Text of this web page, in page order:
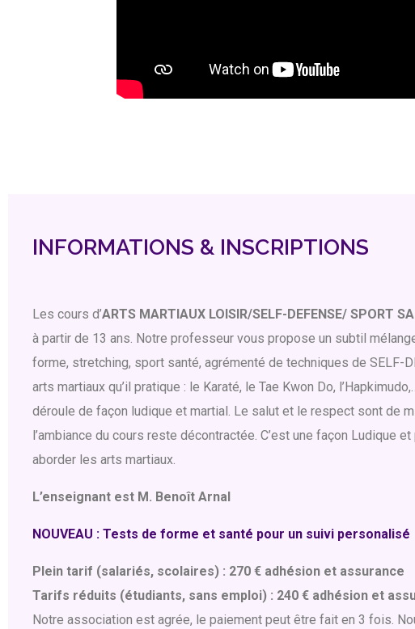
INFORMATIONS & INSCRIPTIONS
Les cours d’ARTS MARTIAUX LOISIR/SELF-DEFENSE/ SPORT
à partir de 13 ans. Notre professeur vous propose un subtil
forme, stretching, sport santé, agrémenté de techniques de SELF-
arts martiaux qu’il pratique : le Karaté, le Tae Kwon Do,
déroule de façon ludique et martial. Le salut et le respect sont de
l’ambiance du cours reste décontractée. C’est une façon Ludique
aborder les arts martiaux.
L’enseignant est M. Benoît Arnal
NOUVEAU : Tests de forme et santé pour un suivi personalisé
Plein tarif (salariés, scolaires) : 270 € adhésion et assurance
Tarifs réduits (étudiants, sans emploi) : 240 € adhésion et
Notre association est agrée, le paiement peut être fait en 3 fois.